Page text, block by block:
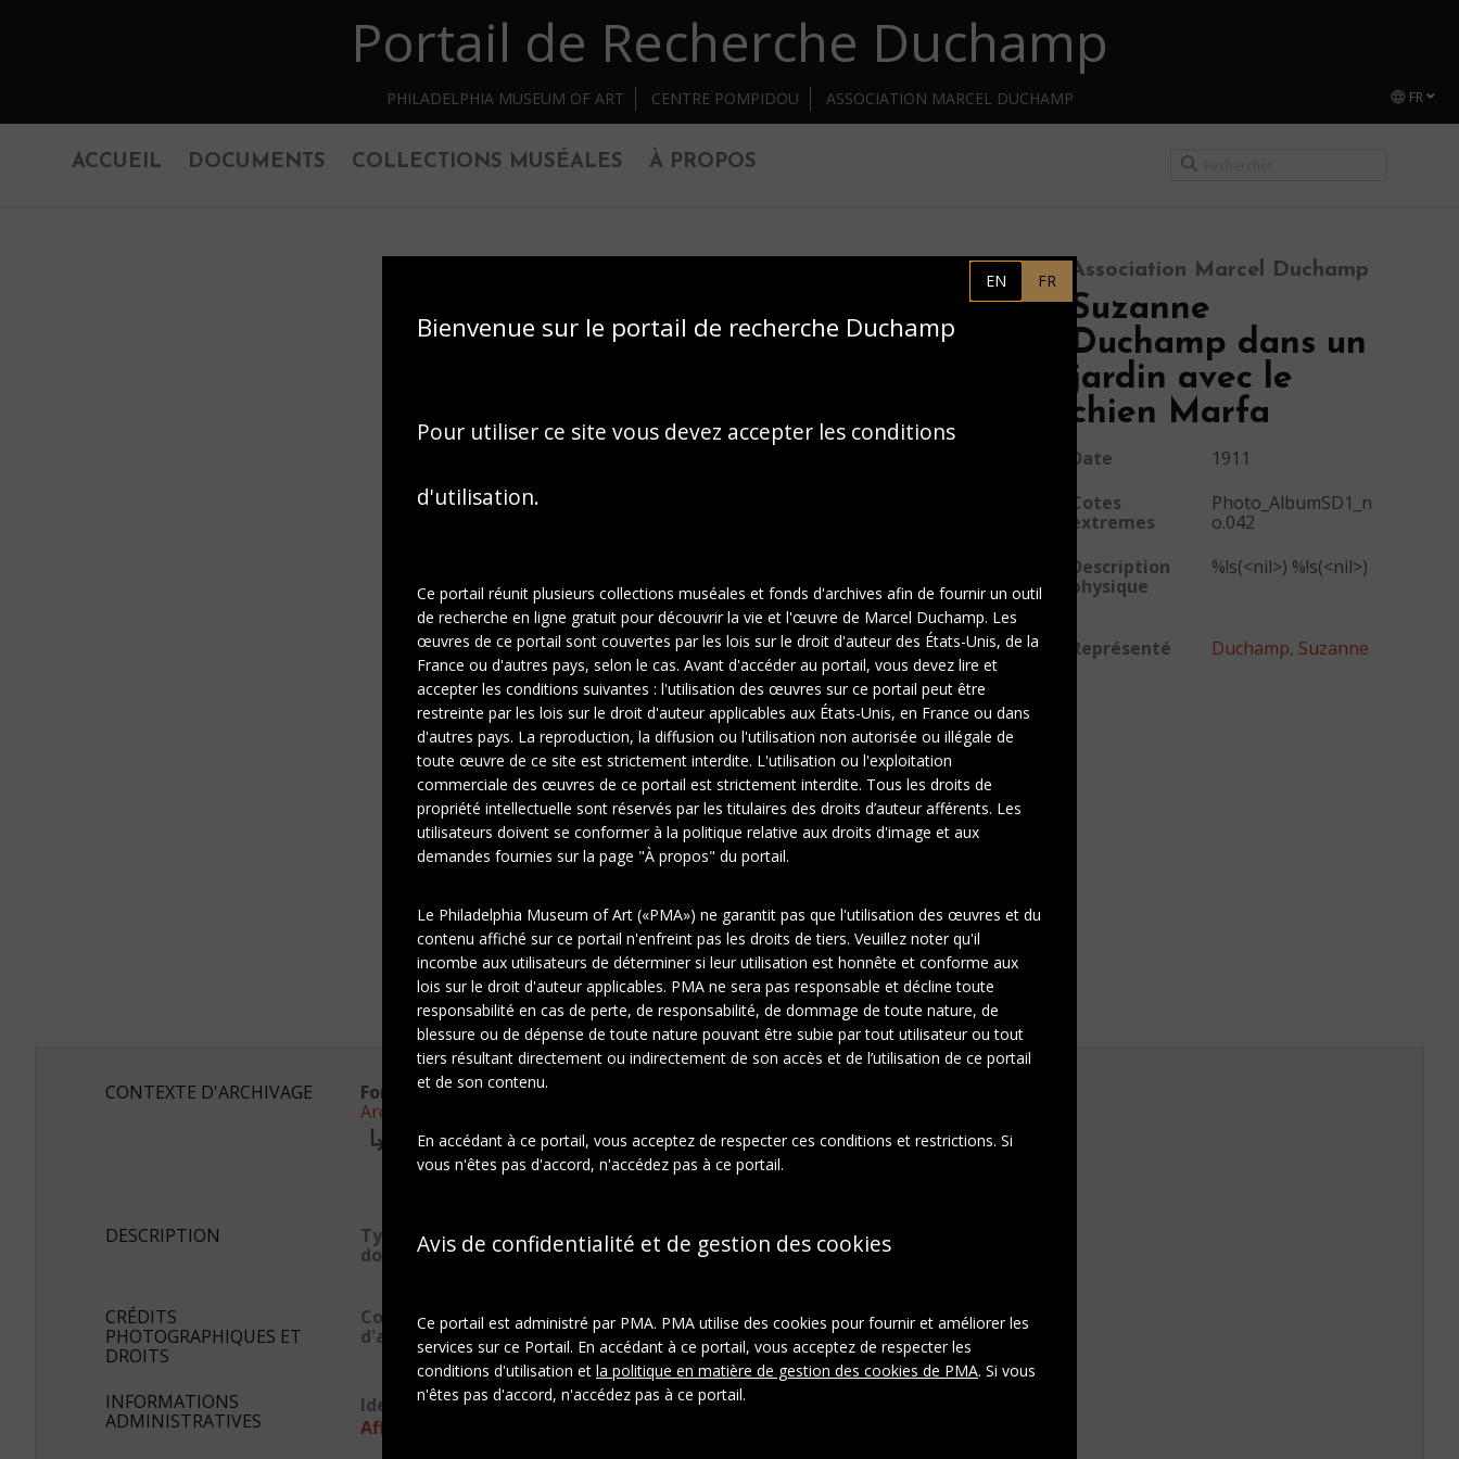
Portail de Recherche Duchamp
FR
PHILADELPHIA MUSEUM OF ART CENTRE POMPIDOU ASSOCIATION MARCEL DUCHAMP
ACCUEIL DOCUMENTS COLLECTIONS MUSÉALES À PROPOS
1 2
Association Marcel Duchamp
Suzanne
Duchamp dans un
jardin avec le
chien Marfa
Date
1911
Cotes
extremes
Photo_AlbumSD1_n
o.042
Description
physique
%!s(<nil>) %!s(<nil>)
Représenté Duchamp, Suzanne
À propos de cet objet
CONTEXTE D'ARCHIVAGE
Fonds ou collection:
Archives Marcel Duchamp
Série:
Photographies
Sous-série:
DESCRIPTION
Type de
document
Tirages photographiques
CRÉDITS
PHOTOGRAPHIQUES ET
DROITS
Conditions
d'accès
INFORMATIONS
ADMINISTRATIVES
Identifiant système:aspace_41ad387cce38160a030e8ac158b93b14
Afficher en JSON-LD
EN FR
Bienvenue sur le portail de recherche Duchamp
Pour utiliser ce site vous devez accepter les conditions
d'utilisation.
Ce portail réunit plusieurs collections muséales et fonds d'archives afin de fournir un outil
de recherche en ligne gratuit pour découvrir la vie et l'œuvre de Marcel Duchamp. Les
œuvres de ce portail sont couvertes par les lois sur le droit d'auteur des États-Unis, de la
France ou d'autres pays, selon le cas. Avant d'accéder au portail, vous devez lire et
accepter les conditions suivantes : l'utilisation des œuvres sur ce portail peut être
restreinte par les lois sur le droit d'auteur applicables aux États-Unis, en France ou dans
d'autres pays. La reproduction, la diffusion ou l'utilisation non autorisée ou illégale de
toute œuvre de ce site est strictement interdite. L'utilisation ou l'exploitation
commerciale des œuvres de ce portail est strictement interdite. Tous les droits de
propriété intellectuelle sont réservés par les titulaires des droits d’auteur afférents. Les
utilisateurs doivent se conformer à la politique relative aux droits d'image et aux
demandes fournies sur la page "À propos" du portail.
Le Philadelphia Museum of Art («PMA») ne garantit pas que l'utilisation des œuvres et du
contenu affiché sur ce portail n'enfreint pas les droits de tiers. Veuillez noter qu'il
incombe aux utilisateurs de déterminer si leur utilisation est honnête et conforme aux
lois sur le droit d'auteur applicables. PMA ne sera pas responsable et décline toute
responsabilité en cas de perte, de responsabilité, de dommage de toute nature, de
blessure ou de dépense de toute nature pouvant être subie par tout utilisateur ou tout
tiers résultant directement ou indirectement de son accès et de l’utilisation de ce portail
et de son contenu.
En accédant à ce portail, vous acceptez de respecter ces conditions et restrictions. Si
vous n'êtes pas d'accord, n'accédez pas à ce portail.
Avis de confidentialité et de gestion des cookies
Ce portail est administré par PMA. PMA utilise des cookies pour fournir et améliorer les
services sur ce Portail. En accédant à ce portail, vous acceptez de respecter les
conditions d'utilisation et la politique en matière de gestion des cookies de PMA. Si vous
n'êtes pas d'accord, n'accédez pas à ce portail.